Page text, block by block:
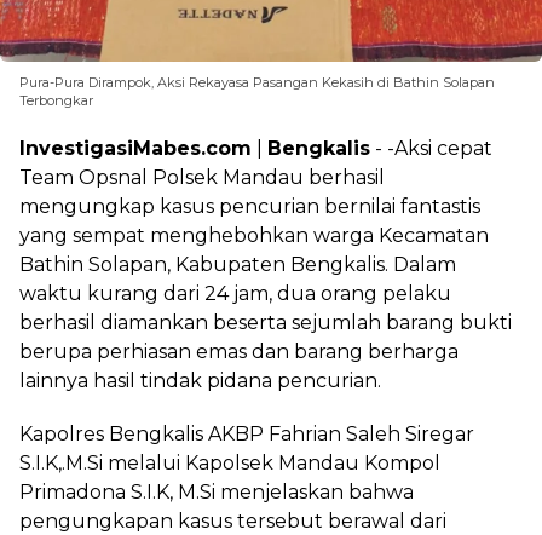
Pura-Pura Dirampok, Aksi Rekayasa Pasangan Kekasih di Bathin Solapan
Terbongkar
InvestigasiMabes.com Bengkalis - -Aksi cepat
Team Opsnal Polsek Mandau berhasil
mengungkap kasus pencurian bernilai fantastis
yang sempat menghebohkan warga Kecamatan
Bathin Solapan, Kabupaten Bengkalis. Dalam
waktu kurang dari 24 jam, dua orang pelaku
berhasil diamankan beserta sejumlah barang bukti
berupa perhiasan emas dan barang berharga
lainnya hasil tindak pidana pencurian.
Kapolres Bengkalis AKBP Fahrian Saleh Siregar
S.I.K,.M.Si melalui Kapolsek Mandau Kompol
Primadona S.I.K, M.Si menjelaskan bahwa
pengungkapan kasus tersebut berawal dari